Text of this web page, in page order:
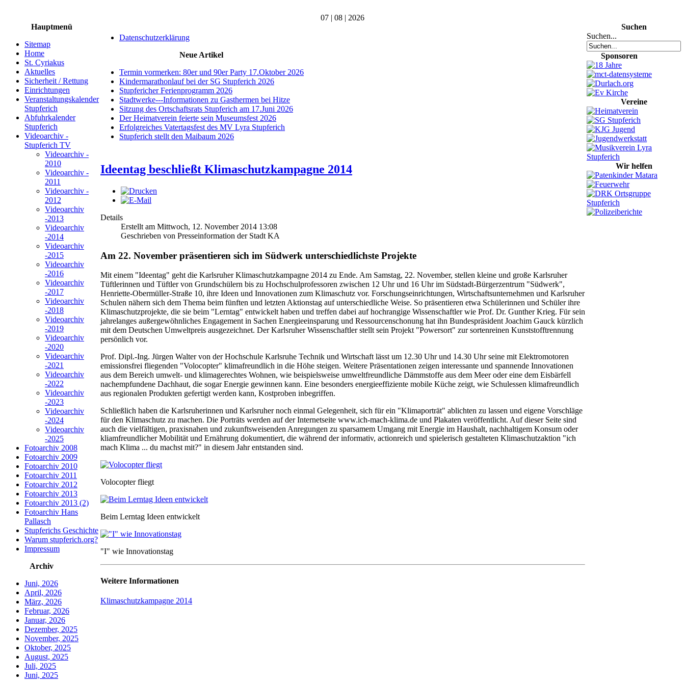
07 | 08 | 2026
Hauptmenü
Sitemap
Home
St. Cyriakus
Aktuelles
Sicherheit / Rettung
Einrichtungen
Veranstaltungskalender
Stupferich
Abfuhrkalender
Stupferich
Videoarchiv -
Stupferich TV
Videoarchiv -
2010
Videoarchiv -
2011
Videoarchiv -
2012
Videoarchiv
-2013
Videoarchiv
-2014
Videoarchiv
-2015
Videoarchiv
-2016
Videoarchiv
-2017
Videoarchiv
-2018
Videoarchiv
-2019
Videoarchiv
-2020
Videoarchiv
-2021
Videoarchiv
-2022
Videoarchiv
-2023
Videoarchiv
-2024
Videoarchiv
-2025
Fotoarchiv 2008
Fotoarchiv 2009
Fotoarchiv 2010
Fotoarchiv 2011
Fotoarchiv 2012
Fotoarchiv 2013
Fotoarchiv 2013 (2)
Fotoarchiv Hans
Pallasch
Stupferichs Geschichte
Warum stupferich.org?
Impressum
Archiv
Juni, 2026
April, 2026
März, 2026
Februar, 2026
Januar, 2026
Dezember, 2025
November, 2025
Oktober, 2025
August, 2025
Juli, 2025
Juni, 2025
Datenschutzerklärung
Neue Artikel
Termin vormerken: 80er und 90er Party 17.Oktober 2026
Kindermarathonlauf bei der SG Stupferich 2026
Stupfericher Ferienprogramm 2026
Stadtwerke---Informationen zu Gasthermen bei Hitze
Sitzung des Ortschaftsrats Stupferich am 17.Juni 2026
Der Heimatverein feierte sein Museumsfest 2026
Erfolgreiches Vatertagsfest des MV Lyra Stupferich
Stupferich stellt den Maibaum 2026
Ideentag beschließt Klimaschutzkampagne 2014
Details
Erstellt am Mittwoch, 12. November 2014 13:08
Geschrieben von Presseinformation der Stadt KA
Am 22. November präsentieren sich im Südwerk unterschiedlichste Projekte
Mit einem "Ideentag" geht die Karlsruher Klimaschutzkampagne 2014 zu Ende. Am Samstag, 22. November, stellen kleine und große Karlsruher
Tüftlerinnen und Tüftler von Grundschülern bis zu Hochschulprofessoren zwischen 12 Uhr und 16 Uhr im Südstadt-Bürgerzentrum "Südwerk",
Henriette-Obermüller-Straße 10, ihre Ideen und Innovationen zum Klimaschutz vor. Forschungseinrichtungen, Wirtschaftsunternehmen und Karlsruher
Schulen nähern sich dem Thema beim fünften und letzten Aktionstag auf unterschiedliche Weise. So präsentieren etwa Schülerinnen und Schüler ihre
Klimaschutzprojekte, die sie beim "Lerntag" entwickelt haben und treffen dabei auf hochrangige Wissenschaftler wie Prof. Dr. Gunther Krieg. Für sein
jahrelanges außergewöhnliches Engagement in Sachen Energieeinsparung und Ressourcenschonung hat ihn Bundespräsident Joachim Gauck kürzlich
mit dem Deutschen Umweltpreis ausgezeichnet. Der Karlsruher Wissenschaftler stellt sein Projekt "Powersort" zur sortenreinen Kunststofftrennung
persönlich vor.
Prof. Dipl.-Ing. Jürgen Walter von der Hochschule Karlsruhe Technik und Wirtschaft lässt um 12.30 Uhr und 14.30 Uhr seine mit Elektromotoren
emissionsfrei fliegenden "Volocopter" klimafreundlich in die Höhe steigen. Weitere Präsentationen zeigen interessante und spannende Innovationen
aus dem Bereich umwelt- und klimagerechtes Wohnen, wie beispielsweise umweltfreundliche Dämmstoffe aus dem Meer oder eine dem Eisbärfell
nachempfundene Dachhaut, die sogar Energie gewinnen kann. Eine besonders energieeffiziente mobile Küche zeigt, wie Schulessen klimafreundlich
aus regionalen Produkten gefertigt werden kann, Kostproben inbegriffen.
Schließlich haben die Karlsruherinnen und Karlsruher noch einmal Gelegenheit, sich für ein "Klimaporträt" ablichten zu lassen und eigene Vorschläge
für den Klimaschutz zu machen. Die Porträts werden auf der Internetseite www.ich-mach-klima.de und Plakaten veröffentlicht. Auf dieser Seite sind
auch die vielfältigen, praxisnahen und zukunftsweisenden Anregungen zu sparsamem Umgang mit Energie im Haushalt, nachhaltigem Konsum oder
kliamfreundlicher Mobilität und Ernährung dokumentiert, die während der informativ, actionreich und spielerisch gestalteten Klimaschutzaktion "ich
mach Klima ... du machst mit?" in diesem Jahr entstanden sind.
Volocopter fliegt
Beim Lerntag Ideen entwickelt
"I" wie Innovationstag
Weitere Informationen
Klimaschutzkampagne 2014
Suchen
Suchen...
Sponsoren
Vereine
Wir helfen